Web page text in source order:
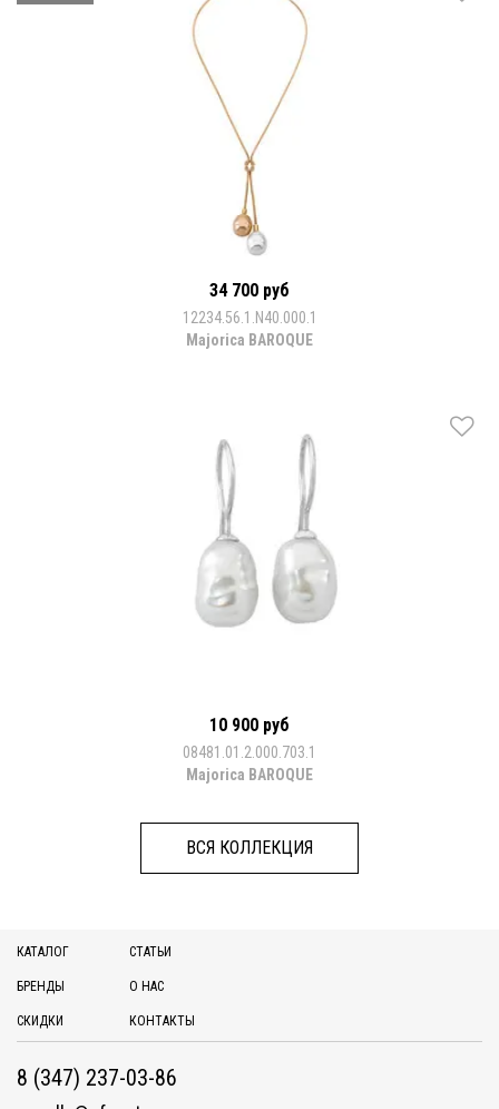
34 700 руб
12234.56.1.N40.000.1
Majorica BAROQUE
10 900 руб
08481.01.2.000.703.1
Majorica BAROQUE
ВСЯ КОЛЛЕКЦИЯ
КАТАЛОГ
БРЕНДЫ
СКИДКИ
СТАТЬИ
О НАС
КОНТАКТЫ
8 (347) 237-03-86